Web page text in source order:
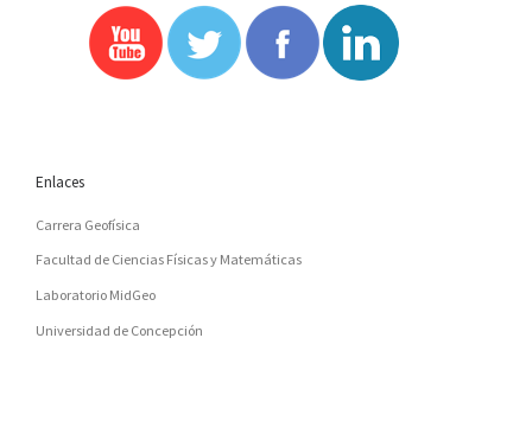
Enlaces
Carrera Geofísica
Facultad de Ciencias Físicas y Matemáticas
Laboratorio MidGeo
Universidad de Concepción